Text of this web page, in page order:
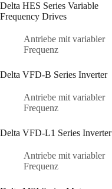
Delta HES Series Variable
Frequency Drives
Antriebe mit variabler
Frequenz
Delta VFD-B Series Inverter
Antriebe mit variabler
Frequenz
Delta VFD-L1 Series Inverter
Antriebe mit variabler
Frequenz